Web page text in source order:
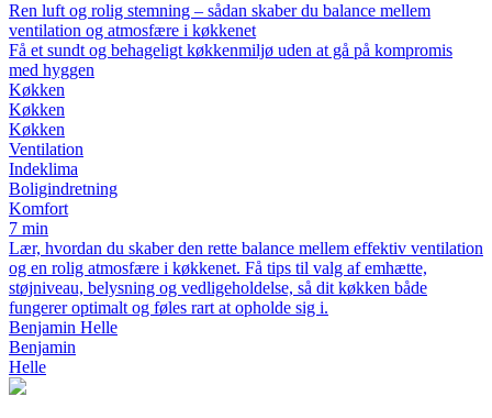
Ren luft og rolig stemning – sådan skaber du balance mellem
ventilation og atmosfære i køkkenet
Få et sundt og behageligt køkkenmiljø uden at gå på kompromis
med hyggen
Køkken
Køkken
Køkken
Ventilation
Indeklima
Boligindretning
Komfort
7 min
Lær, hvordan du skaber den rette balance mellem effektiv ventilation
og en rolig atmosfære i køkkenet. Få tips til valg af emhætte,
støjniveau, belysning og vedligeholdelse, så dit køkken både
fungerer optimalt og føles rart at opholde sig i.
Benjamin Helle
Benjamin
Helle